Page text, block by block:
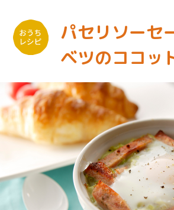
パセリソーセ
ベツのココッ